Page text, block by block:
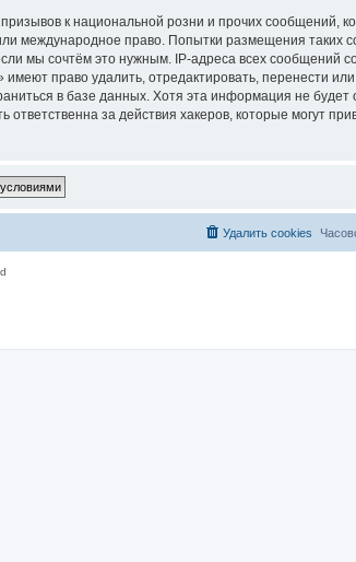
к национальной розни и прочих сообщений,
международное право. Попытки размещения таких
мы сочтём это нужным. IP-адреса всех сообщений
право удалить, отредактировать, перенести
в базе данных. Хотя эта информация не будет
за действия хакеров, которые могут
Удалить cookies